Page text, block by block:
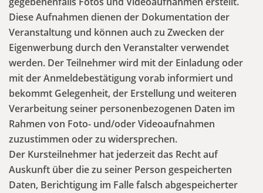
Diese Aufnahmen dienen der Dokumentation der
Veranstaltung und können auch zu Zwecken der
Eigenwerbung durch den Veranstalter verwendet
werden. Der Teilnehmer wird mit der Einladung oder
mit der Anmeldebestätigung vorab informiert und
bekommt Gelegenheit, der Erstellung und weiteren
Verarbeitung seiner personenbezogenen Daten im
Rahmen von Foto- und/oder Videoaufnahmen
zuzustimmen oder zu widersprechen.
Der Kursteilnehmer hat jederzeit das Recht auf
Auskunft über die zu seiner Person gespeicherten
Daten, Berichtigung im Falle falsch abgespeicherter